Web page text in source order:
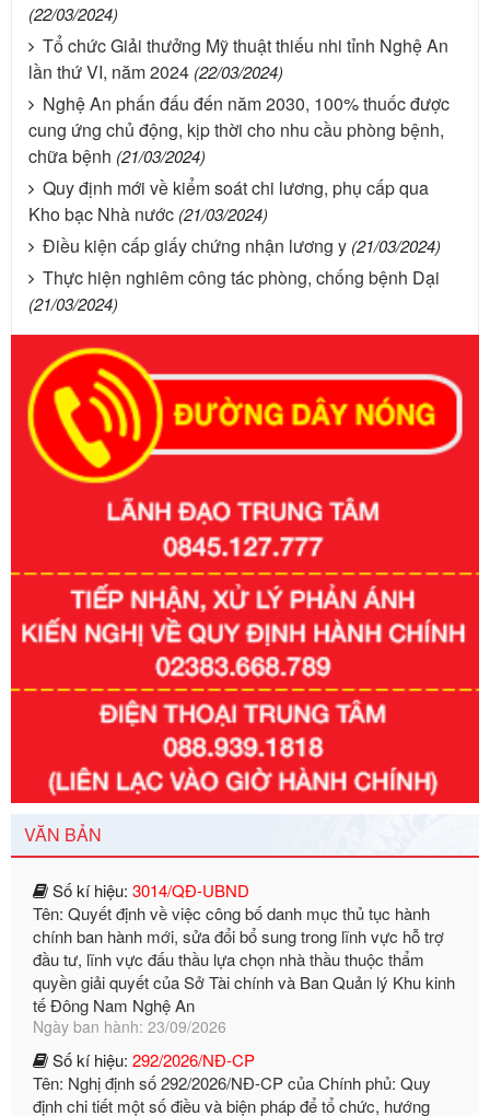
(22/03/2024)
Tổ chức Giải thưởng Mỹ thuật thiếu nhi tỉnh Nghệ An
lần thứ VI, năm 2024 (22/03/2024)
Nghệ An phấn đấu đến năm 2030, 100% thuốc được
cung ứng chủ động, kịp thời cho nhu cầu phòng bệnh,
chữa bệnh (21/03/2024)
Quy định mới về kiểm soát chi lương, phụ cấp qua
Kho bạc Nhà nước (21/03/2024)
Điều kiện cấp giấy chứng nhận lương y (21/03/2024)
Thực hiện nghiêm công tác phòng, chống bệnh Dại
(21/03/2024)
VĂN BẢN
Số kí hiệu: 351/2025/NĐ-CP
Tên: Nghị định số 351/2025/NĐ-CP của Chính phủ: Quy
định chuẩn nghèo đa chiều quốc gia giai đoạn 2026 - 2030
Ngày ban hành: 29/12/2026
Số kí hiệu:
Tên: Quyết định về việc công bố danh mục thủ tục hành
chính ban hành mới, sửa đổi bổ sung trong lĩnh vực hỗ trợ
đầu tư, lĩnh vực đấu thầu lựa chọn nhà thầu thuộc thẩm
quyền giải quyết của Sở Tài chính và Ban Quản lý Khu kinh
tế Đông Nam Nghệ An
Ngày ban hành: 23/09/2026
Số kí hiệu: 292/2026/NĐ-CP
Tên: Nghị định số 292/2026/NĐ-CP của Chính phủ: Quy
định chi tiết một số điều và biện pháp để tổ chức, hướng
dẫn thi hành Luật Quản lý ngoại thương
Ngày ban hành: 21/07/2026